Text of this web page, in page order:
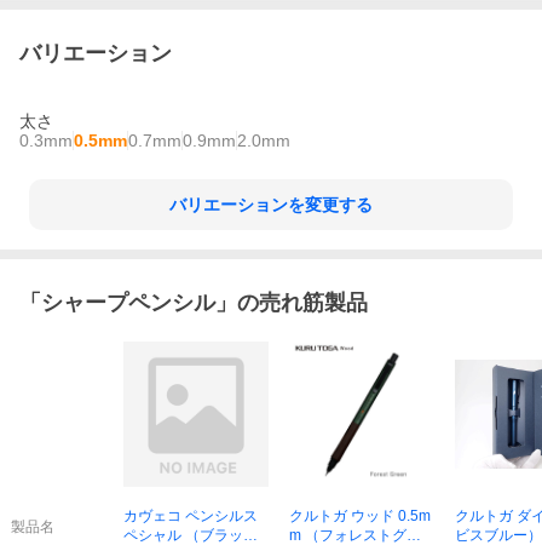
バリエーション
太さ
0.3mm0.5mm0.7mm0.9mm2.0mm
バリエーションを変更する
「 シャープペンシル」の売れ筋製品
製品名
カヴェコ ペンシルス
ペシャル （ブラッ
クルトガ ウッド 0.5m
m （フォレストグリ
クルトガ ダ
ビスブルー